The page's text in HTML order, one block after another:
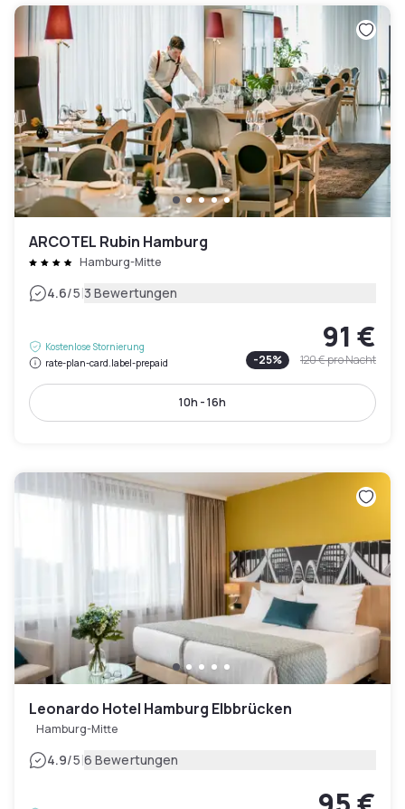
ARCOTEL Rubin Hamburg
Hamburg-Mitte
4.6/5|3 Bewertungen
Kostenlose Stornierung
rate-plan-card.label-prepaid
91 €
-25% 120 €pro Nacht
10h - 16h
Leonardo Hotel Hamburg Elbbrücken
Hamburg-Mitte
4.9/5|6 Bewertungen